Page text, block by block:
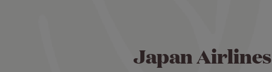
Japan Airlines